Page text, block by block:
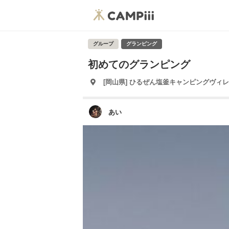
グループ グランピング
初めてのグランピング
[岡山県] ひるぜん塩釜キャンピングヴィ
あい